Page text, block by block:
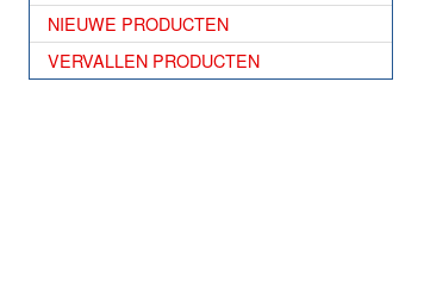
NIEUWE PRODUCTEN
VERVALLEN PRODUCTEN